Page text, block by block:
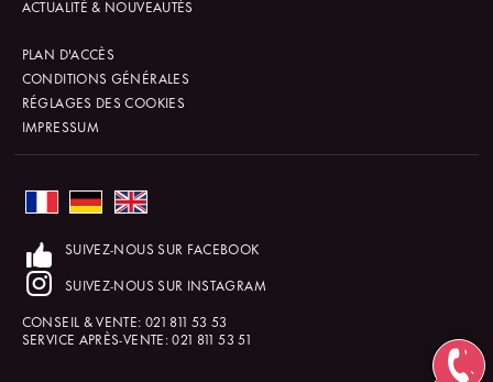
ACTUALITÉ & NOUVEAUTÉS
PLAN D'ACCÈS
CONDITIONS GÉNÉRALES
RÉGLAGES DES COOKIES
IMPRESSUM
SUIVEZ-NOUS SUR FACEBOOK
SUIVEZ-NOUS SUR INSTAGRAM
CONSEIL & VENTE: 021 811 53 53
SERVICE APRÈS-VENTE:021 811 53 51